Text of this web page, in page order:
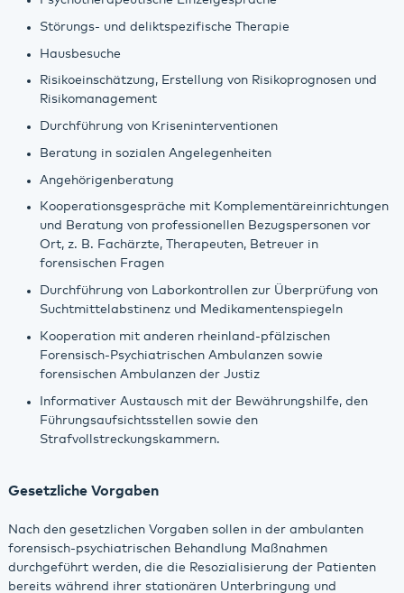
Störungs- und deliktspezifische Therapie
Hausbesuche
Risikoeinschätzung, Erstellung von Risikoprognosen und
Risikomanagement
Durchführung von Kriseninterventionen
Beratung in sozialen Angelegenheiten
Angehörigenberatung
Kooperationsgespräche mit Komplementäreinrichtungen
und Beratung von professionellen Bezugspersonen vor
Ort, z. B. Fachärzte, Therapeuten, Betreuer in
forensischen Fragen
Durchführung von Laborkontrollen zur Überprüfung von
Suchtmittelabstinenz und Medikamentenspiegeln
Kooperation mit anderen rheinland-pfälzischen
Forensisch-Psychiatrischen Ambulanzen sowie
forensischen Ambulanzen der Justiz
Informativer Austausch mit der Bewährungshilfe, den
Führungsaufsichtsstellen sowie den
Strafvollstreckungskammern.
Gesetzliche Vorgaben
Nach den gesetzlichen Vorgaben sollen in der ambulanten
forensisch-psychiatrischen Behandlung Maßnahmen
durchgeführt werden, die die Resozialisierung der Patienten
bereits während ihrer stationären Unterbringung und